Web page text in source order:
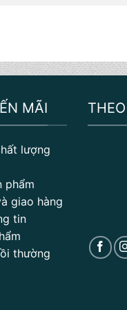
MÃI
lượng
phẩm
giao hàng
tin
thường